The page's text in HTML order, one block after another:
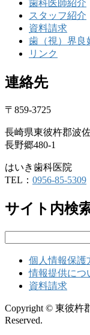
歯科医師紹介
スタッフ紹介
資料請求
歯（視）界良
リンク
連絡先
〒859-3725
長崎県東彼杵郡波
長野郷480-1
はいき歯科医院
TEL： 0956-85-5309
サイト内検
個人情報保護
情報提供につ
資料請求
Copyright © 東彼杵
Reserved.